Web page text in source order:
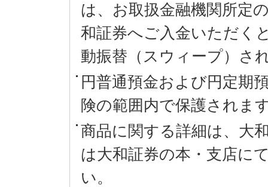
は、お取扱金融機関所定
和証券へご入金いただく
動振替（スウィープ）さ
円普通預金および円定期
険の範囲内で保護されま
商品に関する詳細は、大
は大和証券の本・支店に
い。